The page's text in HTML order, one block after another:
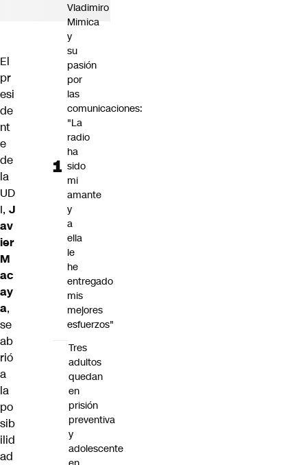
El
pr
esi
de
nt
e
de
la
UD
I, J
av
ier
M
ac
ay
a,
se
ab
rió
a
la
po
sib
ilid
ad
Vladimiro
Mimica
y
su
pasión
por
las
comunicaciones:
"La
radio
ha
sido
mi
amante
y
a
ella
le
he
entregado
mis
mejores
esfuerzos"
Tres
adultos
quedan
en
prisión
preventiva
y
adolescente